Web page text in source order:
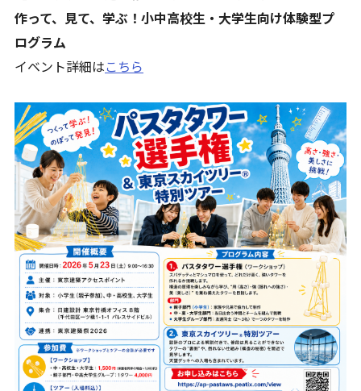
作って、見て、学ぶ！小中高校生・大学生向け体験型プ
ログラム
イベント詳細はこちら